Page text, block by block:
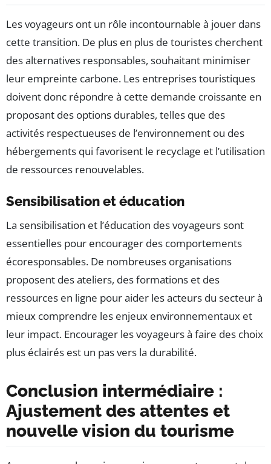
Les voyageurs ont un rôle incontournable à jouer dans
cette transition. De plus en plus de touristes cherchent
des alternatives responsables, souhaitant minimiser
leur empreinte carbone. Les entreprises touristiques
doivent donc répondre à cette demande croissante en
proposant des options durables, telles que des
activités respectueuses de l’environnement ou des
hébergements qui favorisent le recyclage et l’utilisation
de ressources renouvelables.
Sensibilisation et éducation
La sensibilisation et l’éducation des voyageurs sont
essentielles pour encourager des comportements
écoresponsables. De nombreuses organisations
proposent des ateliers, des formations et des
ressources en ligne pour aider les acteurs du secteur à
mieux comprendre les enjeux environnementaux et
leur impact. Encourager les voyageurs à faire des choix
plus éclairés est un pas vers la durabilité.
Conclusion intermédiaire :
Ajustement des attentes et
nouvelle vision du tourisme